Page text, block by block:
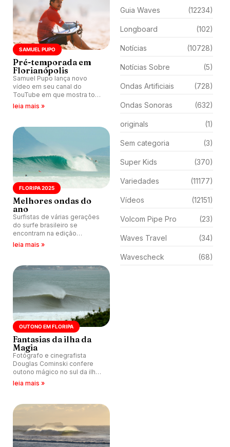
SAMUEL PUPO
Pré-temporada em
Florianópolis
Samuel Pupo lança novo
vídeo em seu canal do
TouTube em que mostra toda
intimidade com ondas de
leia mais »
FLORIPA 2025
Melhores ondas do
ano
Surfistas de várias gerações
do surfe brasileiro se
encontram na edição
selecionadíssima por Yuri
passado.
leia mais »
OUTONO EM FLORIPA
Fantasias da ilha da
Magia
Fotógrafo e cinegrafista
Douglas Cominski confere
outono mágico no sul da ilha
de Florianópolis (SC).
leia mais »
Guia Waves (12234)
Longboard (102)
Notícias (10728)
Notícias Sobre (5)
Ondas Artificiais (728)
Ondas Sonoras (632)
originals (1)
Sem categoria (3)
Super Kids (370)
Variedades (11177)
Vídeos (12151)
Volcom Pipe Pro (23)
Waves Travel (34)
Wavescheck (68)